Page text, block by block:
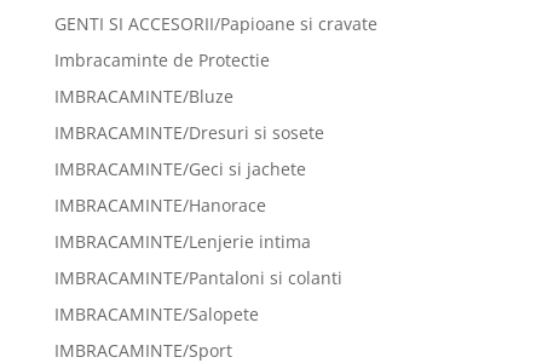
GENTI SI ACCESORII/Papioane si cravate
Imbracaminte de Protectie
IMBRACAMINTE/Bluze
IMBRACAMINTE/Dresuri si sosete
IMBRACAMINTE/Geci si jachete
IMBRACAMINTE/Hanorace
IMBRACAMINTE/Lenjerie intima
IMBRACAMINTE/Pantaloni si colanti
IMBRACAMINTE/Salopete
IMBRACAMINTE/Sport